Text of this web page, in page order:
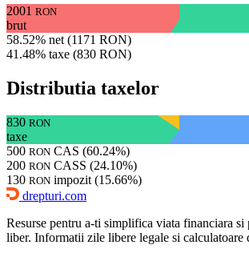
2001 RON
brut
58.52% net (1171 RON)
41.48% taxe (830 RON)
Distributia taxelor
830 RON
taxe
500 RON CAS (60.24%)
200 RON CASS (24.10%)
130 RON impozit (15.66%)
drepturi.com
Resurse pentru a-ti simplifica viata financiara
liber. Informatii zile libere legale si calculatoare